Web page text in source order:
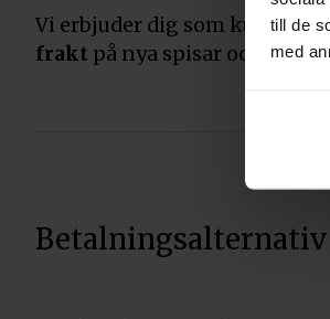
till de
med
Vi erbjuder dig som kund
frakt på nya spisar och
Betalningsalternativ